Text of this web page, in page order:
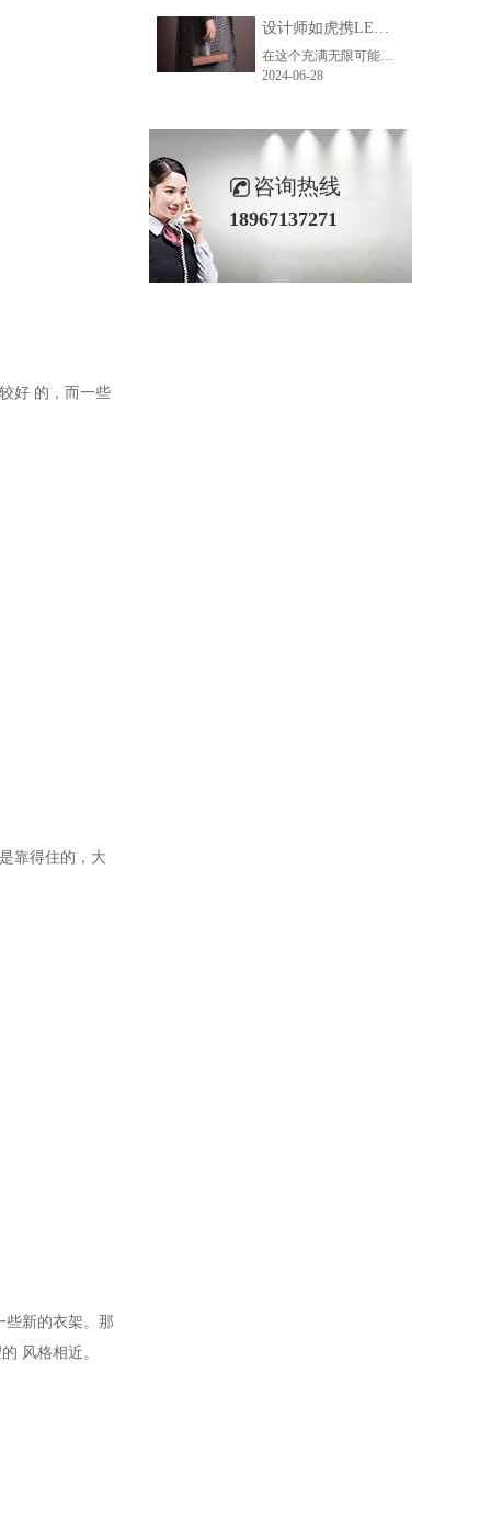
好 的 ， 而一些
靠得住的，大
些新的衣架。那
风格相近。
设计师如虎携LEMONLEE红雪松礼盒荣获第六届未来·已来香港新锐当代设计奖铜奖
在这个充满无限可能的2024年夏季，LEMONLEE品牌设计师如虎以其非凡的创意与对自然的深刻理解，精心打造的红雪松木球礼盒，在“2024未来·已来——第六届香港新锐当代设计奖”中摘得铜奖。这不仅是对设计师如虎原创设计能力的嘉奖，更是对LEMONLEE品牌的高度认可。
2024-06-28
咨询热线
18967137271